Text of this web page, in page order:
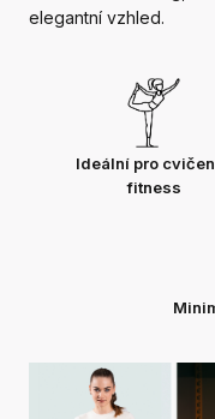
elegantní vzhled.
Ideální pro
fitness